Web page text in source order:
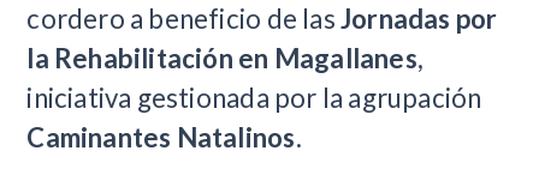
cordero a beneficio de lasJornadas por
la Rehabilitación en Magallanes,
iniciativa gestionada por la agrupación
Caminantes Natalinos.